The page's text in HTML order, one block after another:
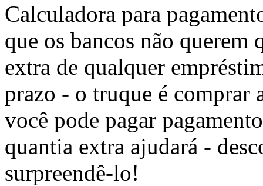
Calculadora para
que os bancos não querem
extra de qualquer
prazo - o truque é comprar
você pode pagar
quantia extra ajudará -
surpreendê-lo!